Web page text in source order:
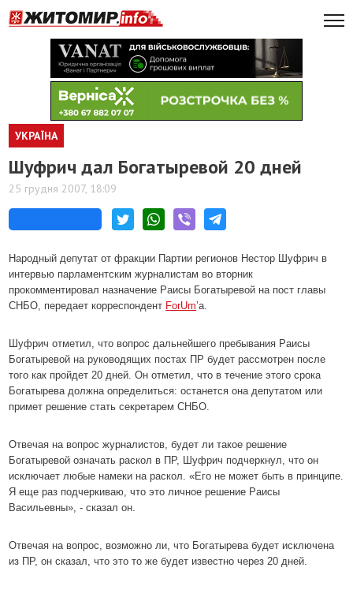
УКРАЇНА
Шуфрич дал Богатыревой 20 дней
25 грудня 2007, 18:09
Народный депутат от фракции Партии регионов Нестор Шуфрич в
интервью парламентским журналистам во вторник
прокомментировал назначение Раисы Богатыревой на пост главы
СНБО, передает корреспондент ForUm’а.
Шуфрич отметил, что вопрос дальнейшего пребывания Раисы
Богатыревой на руководящих постах ПР будет рассмотрен после
того как пройдет 20 дней. Он отметил, что в течение этого срока
Богатырева должна определиться: останется она депутатом или
примет решение стать секретарем СНБО.
Отвечая на вопрос журналистов, будет ли такое решение
Богатыревой означать раскол в ПР, Шуфрич подчеркнул, что он
исключает любые намеки на раскол. «Его не может быть в принципе.
Я еще раз подчеркиваю, что это личное решение Раисы
Васильевны», - сказал он.
Отвечая на вопрос, возможно ли, что Богатырева будет исключена
из ПР, он сказал, что это то же будет известно через 20 дней.